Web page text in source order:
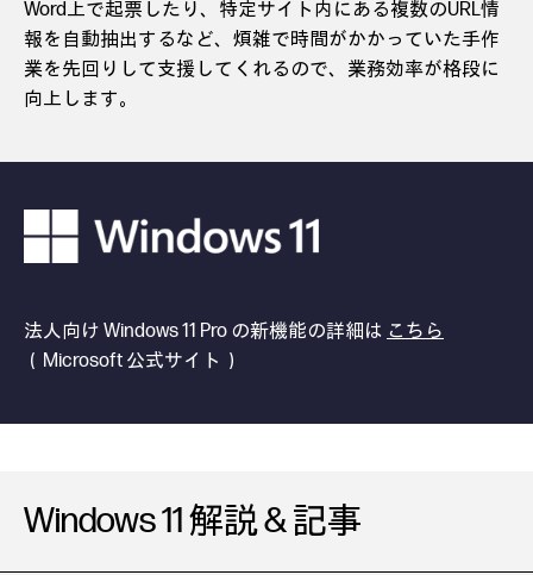
Word上で起票したり、特定サイト内にある複数のURL情
報を自動抽出するなど、煩雑で時間がかかっていた手作
業を先回りして支援してくれるので、業務効率が格段に
向上します。
法人向け Windows 11 Pro の新機能の詳細は こちら
（Microsoft 公式サイト）
Windows 11 解説 & 記事